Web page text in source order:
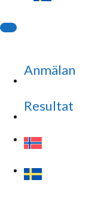
Anmälan
Resultat